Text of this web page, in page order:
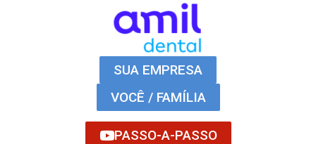
SUA EMPRESA
VOCÊ / FAMÍLIA
PASSO-A-PASSO